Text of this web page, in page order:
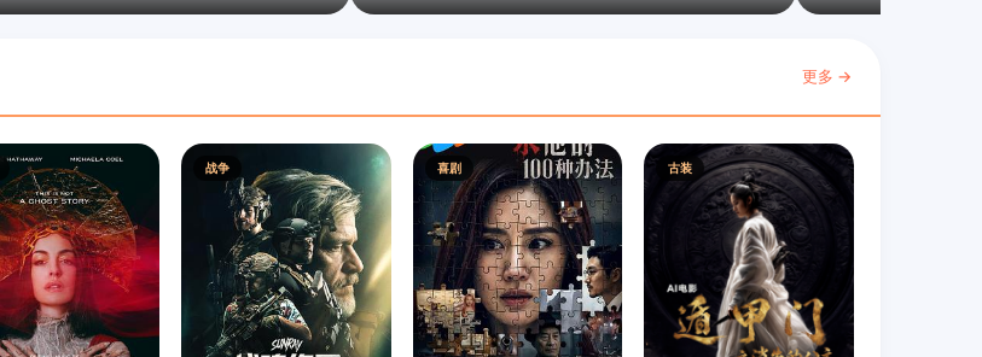
更多 →
战争 喜剧 古装